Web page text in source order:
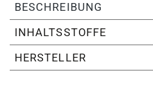
BESCHREIBUNG
INHALTSSTOFFE
HERSTELLER